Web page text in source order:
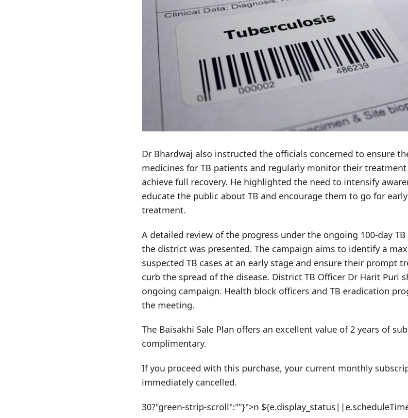
Dr Bhardwaj also instructed the officials concerned to ensure
medicines for TB patients and regularly monitor their
achieve full recovery. He highlighted the need to intensify
educate the public about TB and encourage them to go for
treatment.
A detailed review of the progress under the ongoing 100-day
the district was presented. The campaign aims to identify a
suspected TB cases at an early stage and ensure their prompt
curb the spread of the disease. District TB Officer Dr Harit Puri
ongoing campaign. Health block officers and TB eradication
the meeting.
The Baisakhi Sale Plan offers an excellent value of 2 years of
complimentary.
If you proceed with this purchase, your current monthly
immediately cancelled.
30?"green-strip-scroll":""}">n